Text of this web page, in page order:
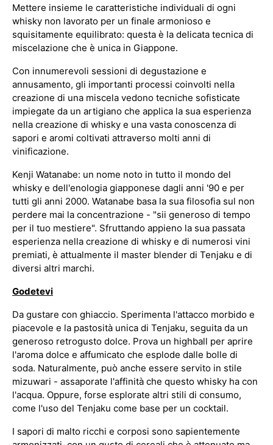
Mettere insieme le caratteristiche individuali di ogni
whisky non lavorato per un finale armonioso e
squisitamente equilibrato: questa è la delicata tecnica di
miscelazione che è unica in Giappone.
Con innumerevoli sessioni di degustazione e
annusamento, gli importanti processi coinvolti nella
creazione di una miscela vedono tecniche sofisticate
impiegate da un artigiano che applica la sua esperienza
nella creazione di whisky e una vasta conoscenza di
sapori e aromi coltivati attraverso molti anni di
vinificazione.
Kenji Watanabe: un nome noto in tutto il mondo del
whisky e dell'enologia giapponese dagli anni '90 e per
tutti gli anni 2000. Watanabe basa la sua filosofia sul non
perdere mai la concentrazione - "sii generoso di tempo
per il tuo mestiere". Sfruttando appieno la sua passata
esperienza nella creazione di whisky e di numerosi vini
premiati, è attualmente il master blender di Tenjaku e di
diversi altri marchi.
Godetevi
Da gustare con ghiaccio. Sperimenta l'attacco morbido e
piacevole e la pastosità unica di Tenjaku, seguita da un
generoso retrogusto dolce. Prova un highball per aprire
l'aroma dolce e affumicato che esplode dalle bolle di
soda. Naturalmente, può anche essere servito in stile
mizuwari - assaporate l'affinità che questo whisky ha con
l'acqua. Oppure, forse esplorate altri stili di consumo,
come l'uso del Tenjaku come base per un cocktail.
I sapori di malto ricchi e corposi sono sapientemente